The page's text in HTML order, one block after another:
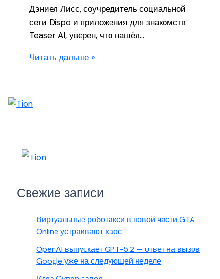
Дэниел Лисс, соучредитель социальной
сети Dispo и приложения для знакомств
Teaser AI, уверен, что нашёл…
Читать дальше »
Свежие записи
Виртуальные роботакси в новой части GTA
Online устраивают хаос
OpenAI выпускает GPT-5.2 — ответ на вызов
Google уже на следующей неделе